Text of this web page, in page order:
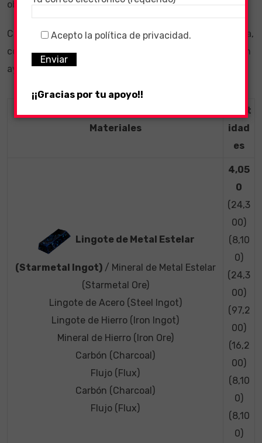
obtener Starmetal de los nodos.
Consumir alimentos que aumenten la suerte en minería,
como laspapas asadas (Roasted Potatoes)
, también
ayudarán con el dropeo de recursos raros.
Materiales
Cant
idad
es
Lingote de Metal Estelar
(Starmetal Ingot)/ Mineral de Metal Estelar
(Starmetal Ore)
Lingote de Acero (Steel Ingot)
Lingote de Hierro (Iron Ingot)
Mineral de Hierro (Iron Ore)
Carbón (Charcoal)
Flujo (Flux)
Carbón (Charcoal)
Flujo (Flux)
4,05
0
(24,3
00)
(8,10
0)
(24,3
00)
(97,2
00)
(16,2
00)
(8,10
0)
(8,10
0)
Acepto la política de privacidad.
¡¡Gracias por tu apoyo!!